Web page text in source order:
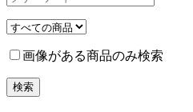
画像がある商品のみ検索